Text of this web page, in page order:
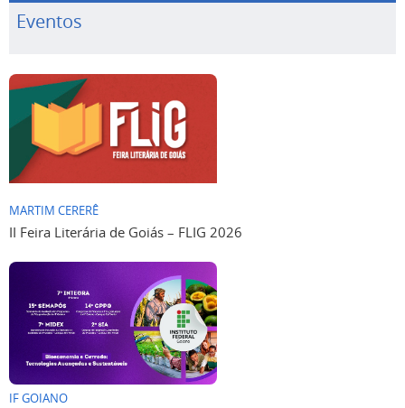
Eventos
MARTIM CERERÊ
II Feira Literária de Goiás – FLIG 2026
IF GOIANO